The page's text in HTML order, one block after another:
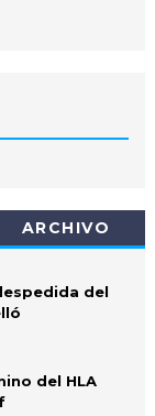
ARCHIVO
del
del HLA